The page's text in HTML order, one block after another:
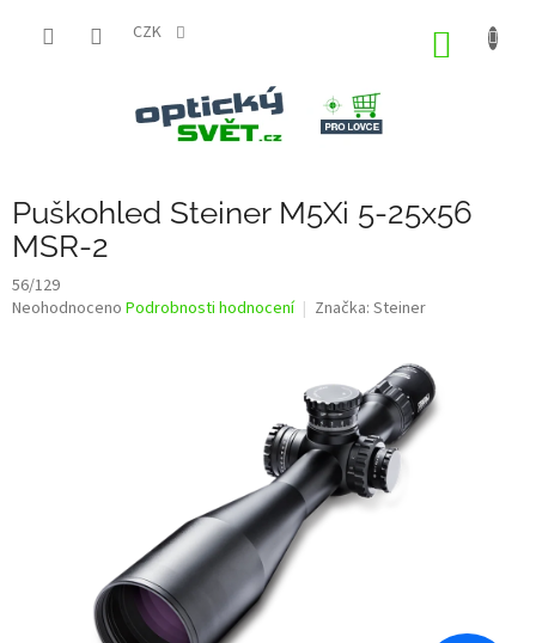
CZK
Puškohled Steiner M5Xi 5-25x56
MSR-2
56/129
Průměrné
Neohodnoceno Podrobnosti hodnocení Značka: Steiner